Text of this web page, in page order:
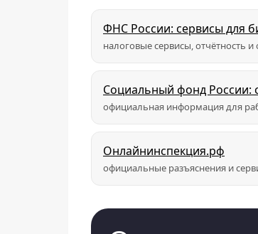
ФНС России: сервисы для
налоговые сервисы, отчётность
Социальный фонд России:
официальная информация для
Онлайнинспекция.рф
официальные разъяснения и